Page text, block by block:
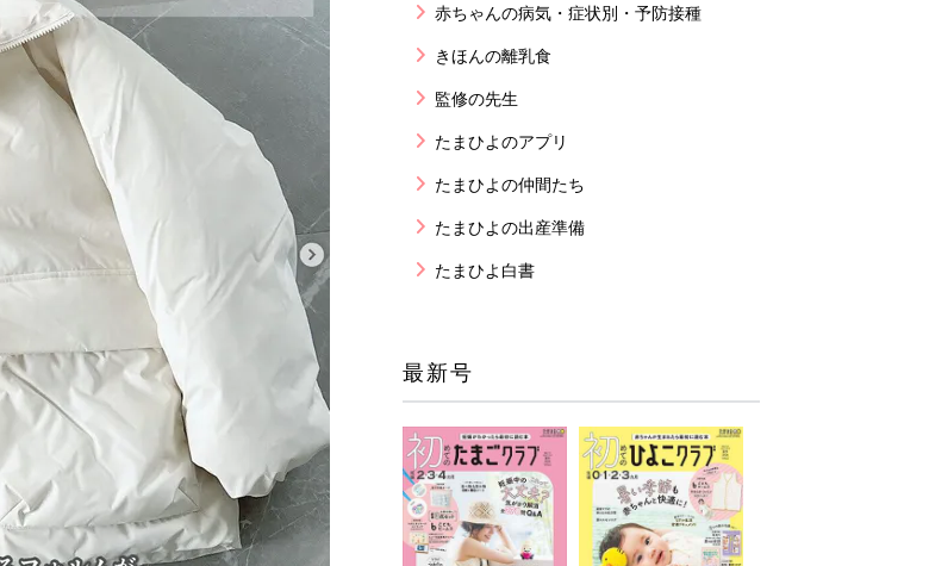
赤ちゃんの病気・症状別・予防接種
きほんの離乳食
監修の先生
たまひよのアプリ
たまひよの仲間たち
たまひよの出産準備
たまひよ白書
最新号